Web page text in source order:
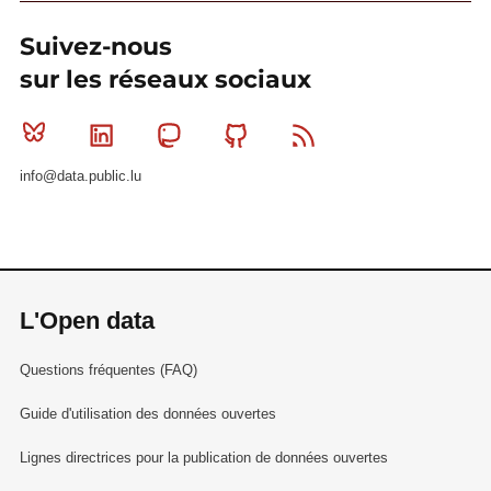
Suivez-nous
sur les réseaux sociaux
Bluesky Linkedin MastodonGithub
info@data.public.lu
L'Open data
Questions fréquentes (FAQ)
Guide d'utilisation des données ouvertes
Lignes directrices pour la publication de données ouvertes